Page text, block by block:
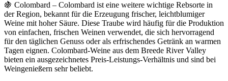
🍇 Colombard – Colombard ist eine weitere wichtige Rebsorte in
der Region, bekannt für die Erzeugung frischer, leichtblumiger
Weine mit hoher Säure. Diese Traube wird häufig für die Produktion
von einfachen, frischen Weinen verwendet, die sich hervorragend
für den täglichen Genuss oder als erfrischendes Getränk an warmen
Tagen eignen. Colombard-Weine aus dem Breede River Valley
bieten ein ausgezeichnetes Preis-Leistungs-Verhältnis und sind bei
Weingenießern sehr beliebt.